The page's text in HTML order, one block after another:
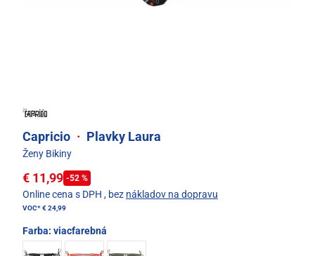
Capricio · Plavky Laura
Ženy Bikiny
€ 11,99 -52 %
Online cena s DPH , bez nákladov na dopravu
VOC*€ 24,99
Farba: viacfarebná